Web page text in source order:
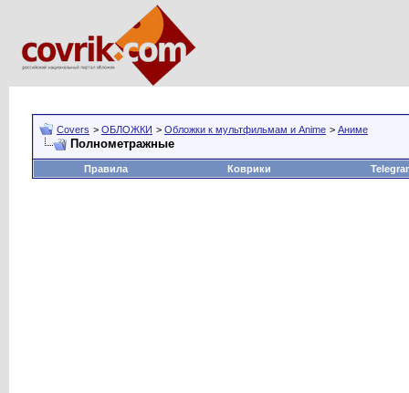
Covers > ОБЛОЖКИ > Обложки к мультфильмам и Anime > Аниме
Полнометражные
Правила Коврики